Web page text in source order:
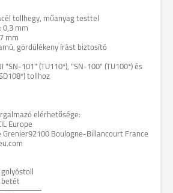
tollhegy, műanyag testtel
0,3 mm
mm
gördülékeny írást biztosító
"SN-101" (TU110*), "SN-100" (TU100*) és
tollhoz
elérhetősége:
Europe
Grenier92100 Boulogne-Billancourt France
golyóstoll
betét